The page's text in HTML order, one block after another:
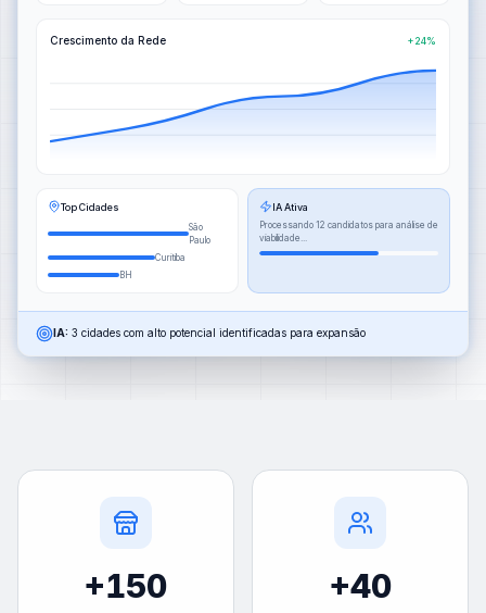
Crescimento da Rede +24%
Top Cidades
São
Paulo
Curitiba
BH
IA Ativa
Processando 12 candidatos para análise de
viabilidade...
IA: 3 cidades com alto potencial identificadas para expansão
+150 +40